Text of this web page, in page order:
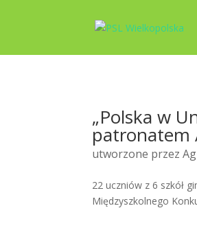
„Polska w
patronatem
utworzone przez
22 uczniów z 6 szkół
Międzyszkolnego